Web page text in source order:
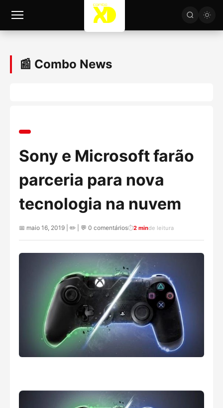
📰 Combo News
Sony e Microsoft farão
parceria para nova
tecnologia na nuvem
📅 maio 16, 2019 | ✏️ | 💬 0 comentários⏱️2 minde leitura